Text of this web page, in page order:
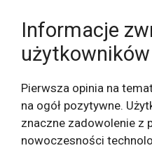
Informacje
użytkowników
Pierwsza opinia na
na ogół pozytywne.
znaczne zadowolenie z
nowoczesności